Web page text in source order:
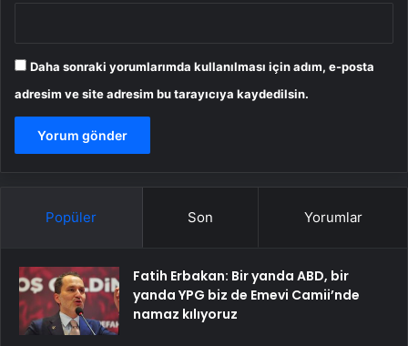
Daha sonraki yorumlarımda kullanılması için adım, e-posta
adresim ve site adresim bu tarayıcıya kaydedilsin.
Popüler Son Yorumlar
Fatih Erbakan: Bir yanda ABD, bir
yanda YPG biz de Emevi Camii’nde
namaz kılıyoruz